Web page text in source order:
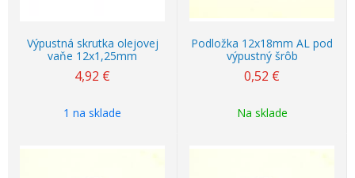
Výpustná skrutka olejovej
vaňe 12x1,25mm
4,92 €
1 na sklade
Podložka 12x18mm AL pod
výpustný šrôb
0,52 €
Na sklade